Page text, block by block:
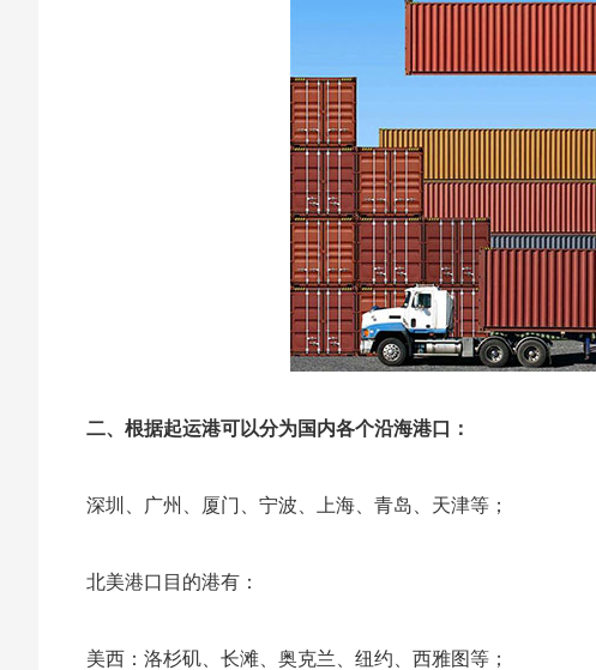
二、根据起运港可以分为国内各个沿海港口：
深圳、广州、厦门、宁波、上海、青岛、天津等；
北美港口目的港有：
美西：洛杉矶、长滩、奥克兰、纽约、西雅图等；